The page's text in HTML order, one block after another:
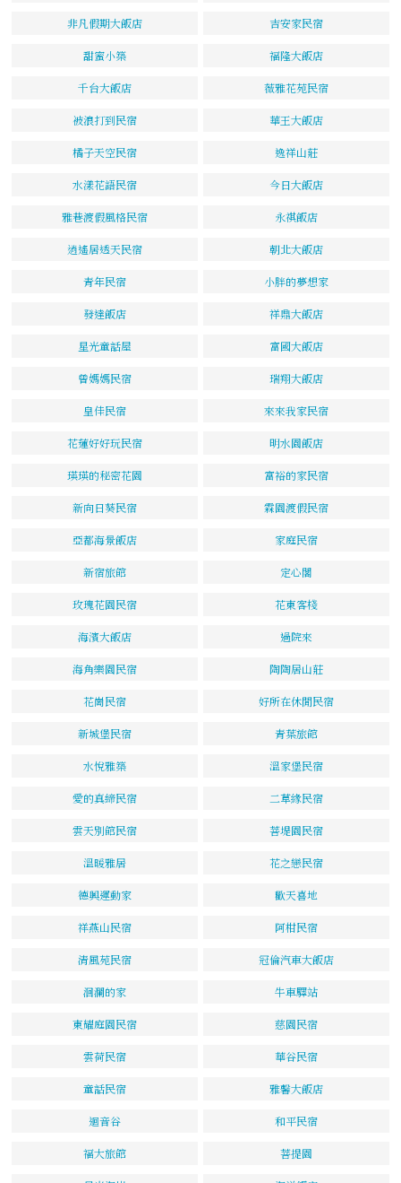
非凡假期大飯店 吉安家民宿
甜蜜小築 福隆大飯店
千台大飯店 薇雅花苑民宿
被浪打到民宿 華王大飯店
橘子天空民宿 逸祥山莊
水漾花語民宿 今日大飯店
雅巷渡假風格民宿 永祺飯店
逍遙居透天民宿 朝北大飯店
青年民宿 小胖的夢想家
發達飯店 祥鼎大飯店
星光童話屋 富國大飯店
曾媽媽民宿 瑞翔大飯店
皇佳民宿 來來我家民宿
花蓮好好玩民宿 明水園飯店
瑛瑛的秘密花園 富裕的家民宿
新向日葵民宿 霖園渡假民宿
亞都海景飯店 家庭民宿
新宿旅館 定心閣
玫瑰花園民宿 花東客棧
海濱大飯店 過院來
海角樂園民宿 陶陶居山莊
花崗民宿 好所在休閒民宿
新城堡民宿 青葉旅館
水悅雅築 溫家堡民宿
愛的真締民宿 二草緣民宿
雲天別館民宿 菩堤園民宿
溫暖雅居 花之戀民宿
德興運動家 歡天喜地
祥燕山民宿 阿柑民宿
清風苑民宿 冠倫汽車大飯店
洄瀾的家 牛車驛站
東耀庭園民宿 慈園民宿
雲荷民宿 華谷民宿
童話民宿 雅馨大飯店
迴音谷 和平民宿
福大旅館 菩提園